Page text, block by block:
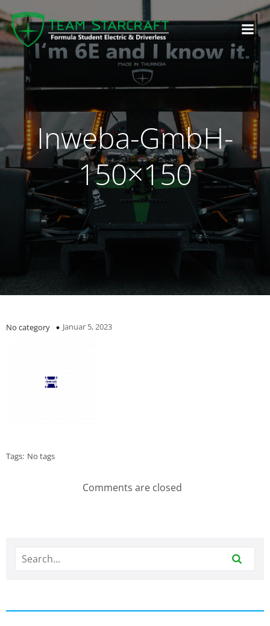
Inweba-GmbH-
150×150
No category Januar 5, 2023
Tags: No tags
Comments are closed